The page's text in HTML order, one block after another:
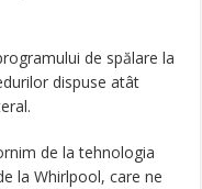
de spălare la
dispuse atât
de la tehnologia
la Whirlpool, care ne